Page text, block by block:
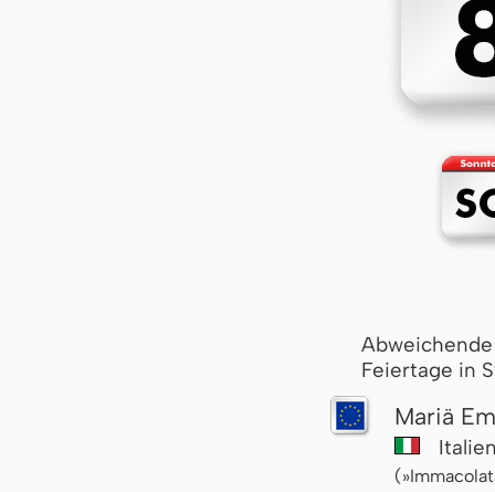
Feiertage in
Mariä